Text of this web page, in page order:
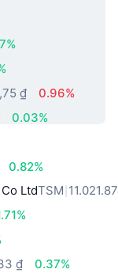
₫
0.96%
0.03%
0.82%
LtdTSM
₫
0.37%